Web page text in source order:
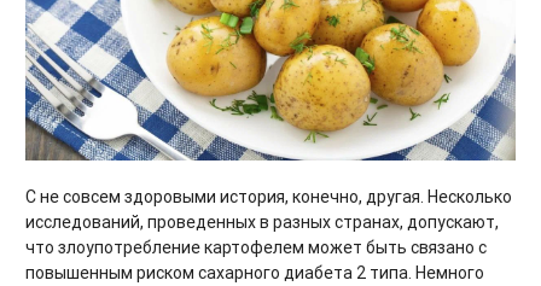
С не совсем здоровыми история, конечно, другая. Несколько
исследований, проведенных в разных странах, допускают,
что злоупотребление картофелем может быть связано с
повышенным риском сахарного диабета 2 типа. Немного